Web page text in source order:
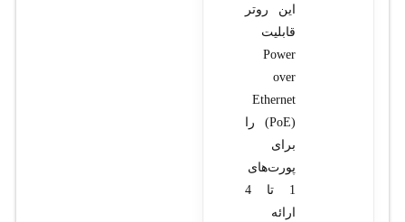
این روتر
قابلیت
Power
over
Ethernet
(PoE) را
برای
پورت‌های
1 تا 4
ارائه